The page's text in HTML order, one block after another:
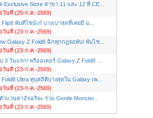
Exclusive Store สาขา 11 และ 12 ที่ CE...
วันที่ (25-ก.ค.-2569)
พับดีไซน์เก๋ บางเบาสุดที่เคยมี ม...
วันที่ (23-ก.ค.-2569)
Galaxy Z Fold8 ฉีกทุกกฎจอพับ! พับไซ...
วันที่ (23-ก.ค.-2569)
3 วันแรก! พรีออเดอร์ Galaxy Z Fold8 ...
วันที่ (23-ก.ค.-2569)
Ultra ทุบสถิติบางสุดใน Galaxy เพ...
วันที่ (23-ก.ค.-2569)
วแว่นตาอัจฉริยะ ร่วม Gentle Monster...
วันที่ (23-ก.ค.-2569)